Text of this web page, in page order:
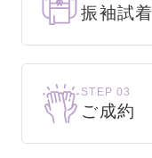
振袖試
お気に入りの
試着できます。
STEP 03
ご成約